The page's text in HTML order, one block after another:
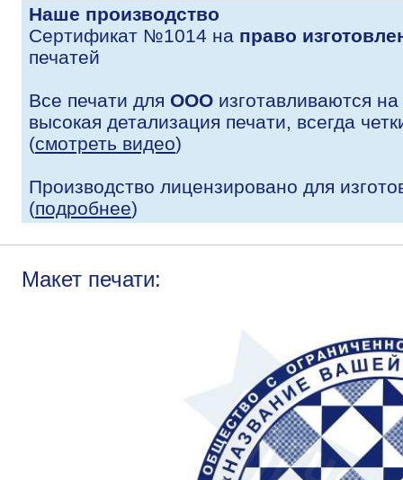
Наше производство
Сертификат №1014 на право
печатей
Все печати для ООО изготавливаются
высокая детализация печати, всегда
(смотреть видео)
Производство лицензировано для
(подробнее)
Макет печати: